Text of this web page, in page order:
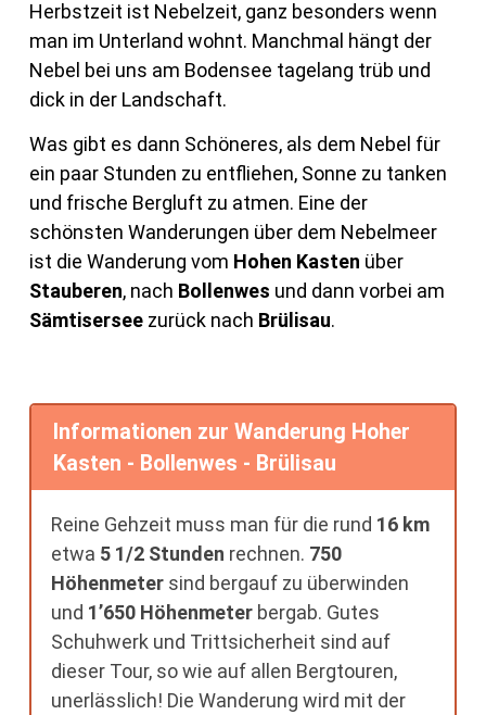
Herbstzeit ist Nebelzeit, ganz besonders wenn
man im Unterland wohnt. Manchmal hängt der
Nebel bei uns am Bodensee tagelang trüb und
dick in der Landschaft.
Was gibt es dann Schöneres, als dem Nebel für
ein paar Stunden zu entfliehen, Sonne zu tanken
und frische Bergluft zu atmen. Eine der
schönsten Wanderungen über dem Nebelmeer
ist die Wanderung vom Hohen Kasten über
Stauberen, nach Bollenwes und dann vorbei am
Sämtiserseezurück nach Brülisau.
Informationen zur Wanderung Hoher
Kasten - Bollenwes - Brülisau
Reine Gehzeit muss man für die rund 16 km
etwa 5 1/2 Stunden rechnen. 750
Höhenmetersind bergauf zu überwinden
und 1’650 Höhenmeterbergab. Gutes
Schuhwerk und Trittsicherheit sind auf
dieser Tour, so wie auf allen Bergtouren,
unerlässlich! Die Wanderung wird mit der